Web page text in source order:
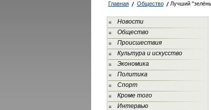
Главная Общество Лучший
Новости
Общество
Происшествия
Культура и искусство
Экономика
Политика
Спорт
Кроме того
Интервью